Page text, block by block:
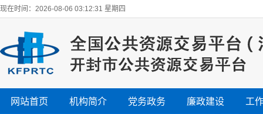
现在时间：2026-08-06 03:12:31 星期四
网站首页 机构简介 党务政务 廉政建设 工